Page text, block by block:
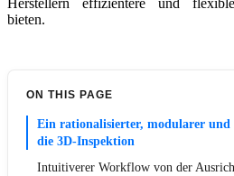
Herstellern effizientere und
bieten.
ON THIS PAGE
Ein rationalisierter, modularer und
die 3D-Inspektion
Intuitiverer Workflow von der